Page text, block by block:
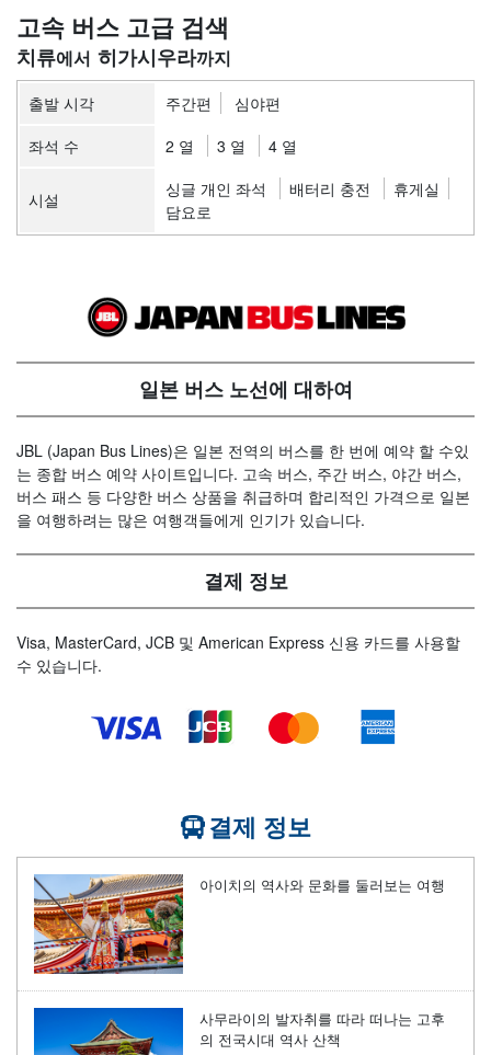
고속 버스 고급 검색
치류 히가시우라
출발 시각 주간편
심야편
좌석 수
2 열 3 열 4 열
시설 싱글 개인 좌석 배터리 충전
휴게실
담요로
일본 버스 노선에 대하여
JBL (Japan Bus Lines)은 일본 전역의 버스를 한 번에 예약 할 수있
는 종합 버스 예약 사이트입니다. 고속 버스, 주간 버스, 야간 버스,
버스 패스 등 다양한 버스 상품을 취급하며 합리적인 가격으로 일본
을 여행하려는 많은 여행객들에게 인기가 있습니다.
결제 정보
Visa, MasterCard, JCB 및 American Express 신용 카드를 사용할
수 있습니다.
결제 정보
아이치의 역사와 문화를 둘러보는 여행
사무라이의 발자취를 따라 떠나는 고후
의 전국시대 역사 산책